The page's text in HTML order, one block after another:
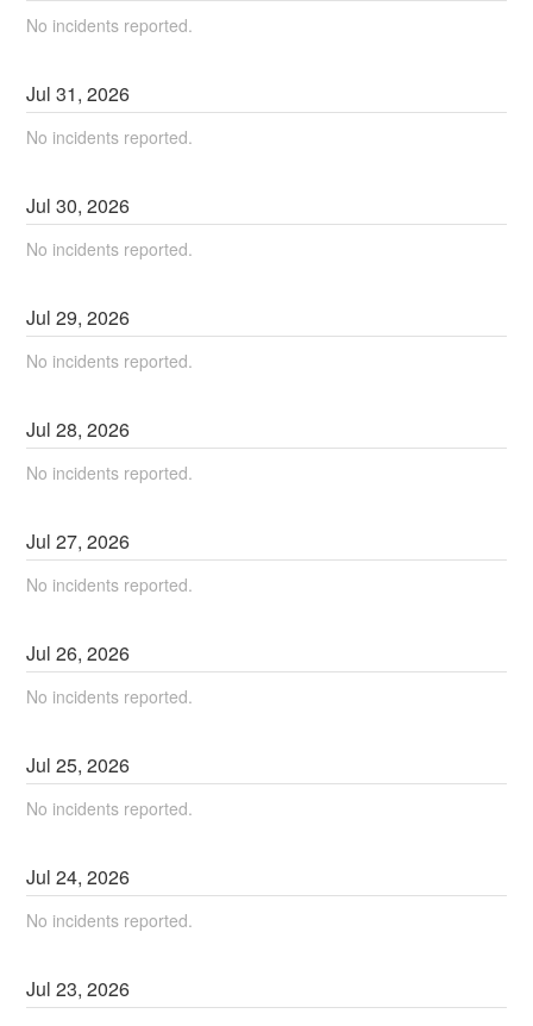
No incidents reported.
Jul31,2026
No incidents reported.
Jul30,2026
No incidents reported.
Jul29,2026
No incidents reported.
Jul28,2026
No incidents reported.
Jul27,2026
No incidents reported.
Jul26,2026
No incidents reported.
Jul25,2026
No incidents reported.
Jul24,2026
No incidents reported.
Jul23,2026